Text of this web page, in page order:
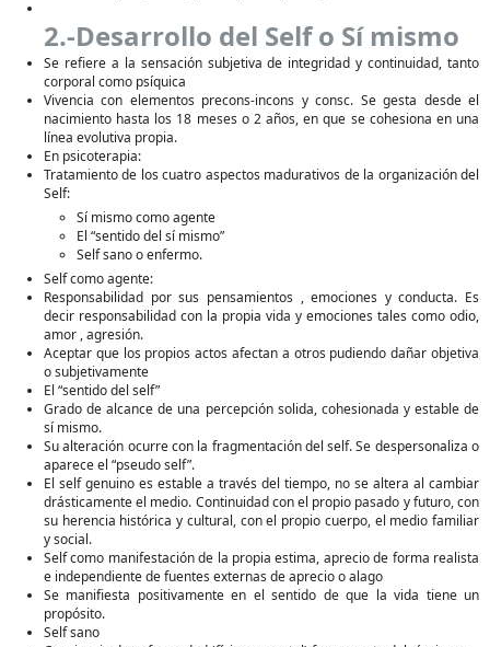
2.-Desarrollo del Self o Sí mismo
Se refiere a la sensación subjetiva de integridad y continuidad, tanto
corporal como psíquica
Vivencia con elementos precons-incons y consc. Se gesta desde el
nacimiento hasta los 18 meses o 2 años, en que se cohesiona en una
línea evolutiva propia.
En psicoterapia:
Tratamiento de los cuatro aspectos madurativos de la organización del
Self:
Sí mismo como agente
El “sentido del sí mismo”
Self sano o enfermo.
Self como agente:
Responsabilidad por sus pensamientos , emociones y conducta. Es
decir responsabilidad con la propia vida y emociones tales como odio,
amor , agresión.
Aceptar que los propios actos afectan a otros pudiendo dañar objetiva
o subjetivamente
El “sentido del self”
Grado de alcance de una percepción solida, cohesionada y estable de
sí mismo.
Su alteración ocurre con la fragmentación del self. Se despersonaliza o
aparece el “pseudo self”.
El self genuino es estable a través del tiempo, no se altera al cambiar
drásticamente el medio. Continuidad con el propio pasado y futuro, con
su herencia histórica y cultural, con el propio cuerpo, el medio familiar
y social.
Self como manifestación de la propia estima, aprecio de forma realista
e independiente de fuentes externas de aprecio o alago
Se manifiesta positivamente en el sentido de que la vida tiene un
propósito.
Self sano